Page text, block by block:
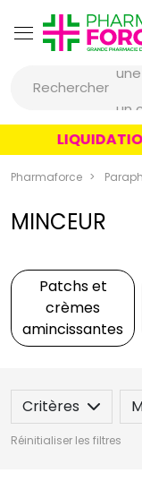
Rechercher
une
un
Pharmaforce
MINCEUR
Patchs et
crèmes
amincissantes
Critères
Réinitialiser les filtres